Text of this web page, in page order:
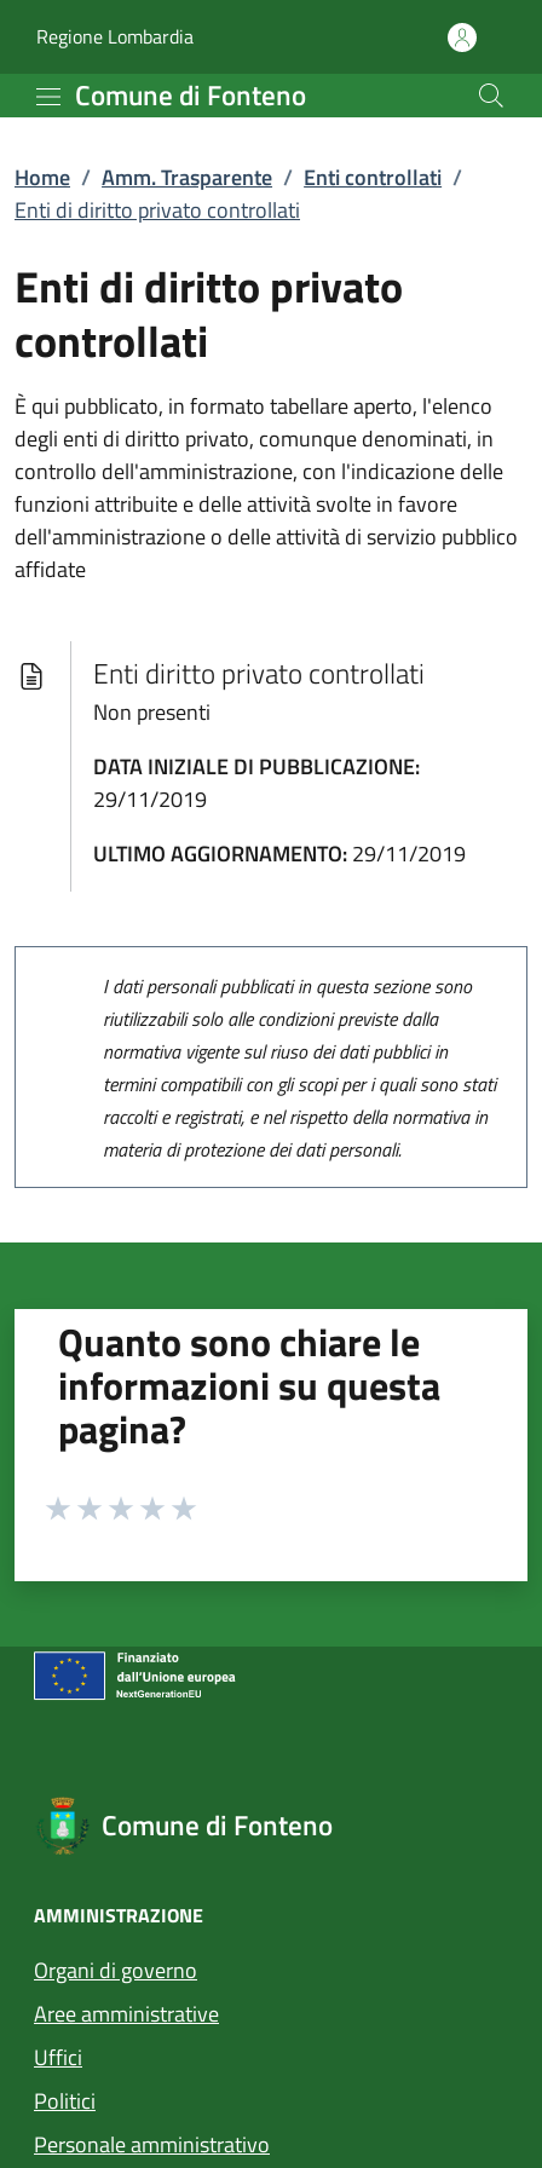
Enti di diritto privato
Regione Lombardia(apre in un'altra scheda).
Comune di Fonteno
Home / Amm. Trasparente / Enti controllati /
Enti di diritto privato controllati
Enti di diritto privato
controllati
È qui pubblicato, in formato tabellare aperto, l'elenco
degli enti di diritto privato, comunque denominati, in
controllo dell'amministrazione, con l'indicazione delle
funzioni attribuite e delle attività svolte in favore
dell'amministrazione o delle attività di servizio pubblico
affidate
Enti diritto privato controllati
Non presenti
DATA INIZIALE DI PUBBLICAZIONE:
29/11/2019
ULTIMO AGGIORNAMENTO:29/11/2019
I dati personali pubblicati in questa sezione sono
riutilizzabili solo alle condizioni previste dalla
normativa vigente sul riuso dei dati pubblici in
termini compatibili con gli scopi per i quali sono stati
raccolti e registrati, e nel rispetto della normativa in
materia di protezione dei dati personali.
Quanto sono chiare le
informazioni su questa
pagina?
Valuta da 1 a 5 stelle la pagina
Comune di Fonteno
AMMINISTRAZIONE
Organi di governo
Aree amministrative
Uffici
Politici
Personale amministrativo